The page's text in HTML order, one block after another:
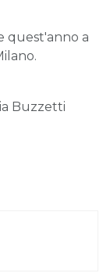
quest'anno a
Buzzetti